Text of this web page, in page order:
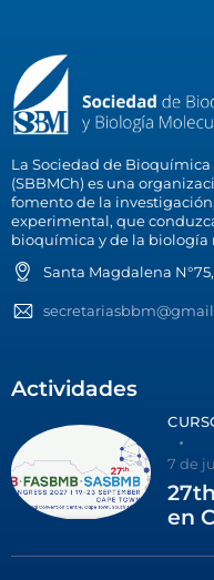
La Sociedad de
(SBBMCh) es una
fomento de la
experimental, que
bioquímica y de la biología
Santa Magdalena
Actividades
7 de
en